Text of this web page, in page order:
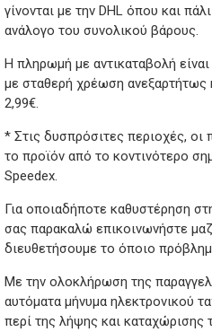
γίνονται με την DHL όπου και
ανάλογο του συνολικού βάρους.
Η πληρωμή με αντικαταβολή
με σταθερή χρέωση ανεξαρτήτως
2,99€.
* Στις δυσπρόσιτες περιοχές, οι
το προϊόν από το κοντινότερο
Speedex.
Για οποιαδήποτε καθυστέρηση
σας παρακαλώ επικοινωνήστε
διευθετήσουμε το όποιο
Με την ολοκλήρωση της
αυτόματα μήνυμα ηλεκτρονικού
περί της λήψης και καταχώρισης